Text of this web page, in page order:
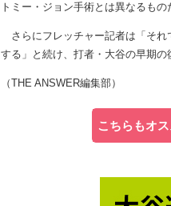
トミー・ジョン手術とは異なるもの
さらにフレッチャー記者は「それ
する」と続け、打者・大谷の早期の
（THE ANSWER編集部）
こちらもオ